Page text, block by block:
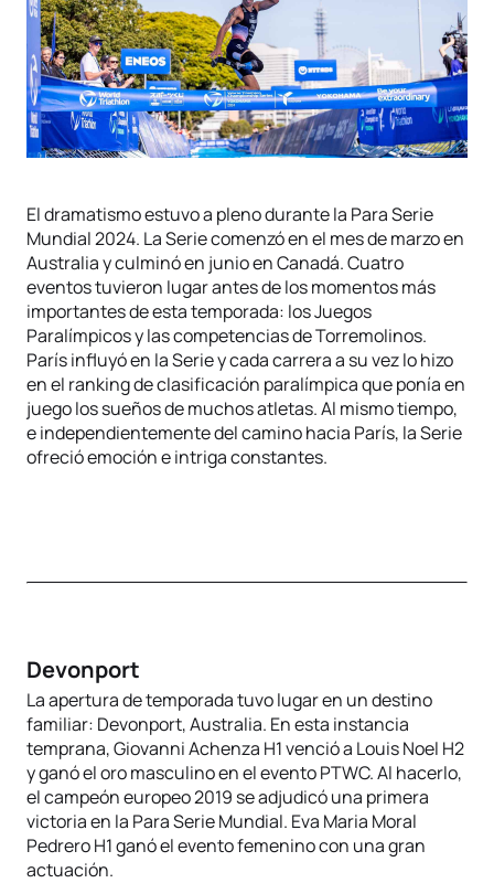
El dramatismo estuvo a pleno durante la Para Serie
Mundial 2024. La Serie comenzó en el mes de marzo en
Australia y culminó en junio en Canadá. Cuatro
eventos tuvieron lugar antes de los momentos más
importantes de esta temporada: los Juegos
Paralímpicos y las competencias de Torremolinos.
París influyó en la Serie y cada carrera a su vez lo hizo
en el ranking de clasificación paralímpica que ponía en
juego los sueños de muchos atletas. Al mismo tiempo,
e independientemente del camino hacia París, la Serie
ofreció emoción e intriga constantes.
Devonport
La apertura de temporada tuvo lugar en un destino
familiar: Devonport, Australia. En esta instancia
temprana, Giovanni Achenza H1 venció a Louis Noel H2
y ganó el oro masculino en el evento PTWC. Al hacerlo,
el campeón europeo 2019 se adjudicó una primera
victoria en la Para Serie Mundial. Eva Maria Moral
Pedrero H1 ganó el evento femenino con una gran
actuación.